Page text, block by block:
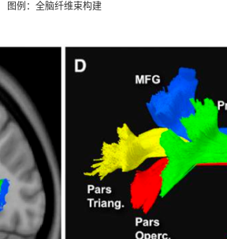
图例：全脑纤维束构建